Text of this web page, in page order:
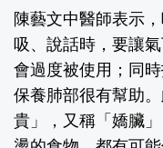
陳藝文中醫師表示
吸、說話時，要讓
會過度被使用；同
保養肺部很有幫助
貴」，又稱「嬌臟